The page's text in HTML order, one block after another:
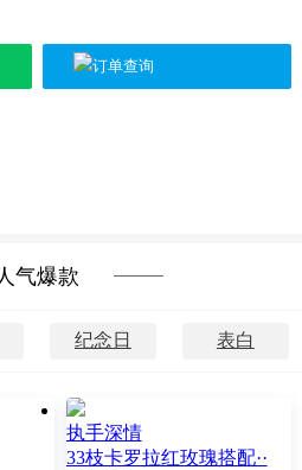
订单查询
人气爆款
纪念日 表白
执手深情
33枝卡罗拉红玫瑰搭配··